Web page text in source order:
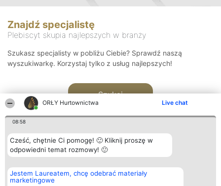
ORŁY Hurtownictwa Live chat
08:58
Cześć, chętnie Ci pomogę! 🙂 Kliknij proszę w
odpowiedni temat rozmowy! 🙂
Jestem Laureatem, chcę odebrać materiały
marketingowe
Znajdź specjalistę
Plebiscyt skupia najlepszych w branży
Szukasz specjalisty w pobliżu Ciebie? Sprawdź naszą
wyszukiwarkę. Korzystaj tylko z usług najlepszych!
Szukaj
Organizator plebiscytu
Bright Side Solutions sp. z o.
o. sp. k.
Plebiscyt
Laureaci
Kontakt
Kontakt